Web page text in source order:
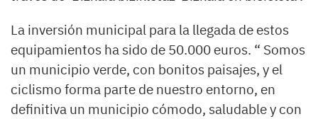
La inversión municipal para la llegada de estos
equipamientos ha sido de 50.000 euros. “ Somos
un municipio verde, con bonitos paisajes, y el
ciclismo forma parte de nuestro entorno, en
definitiva un municipio cómodo, saludable y con